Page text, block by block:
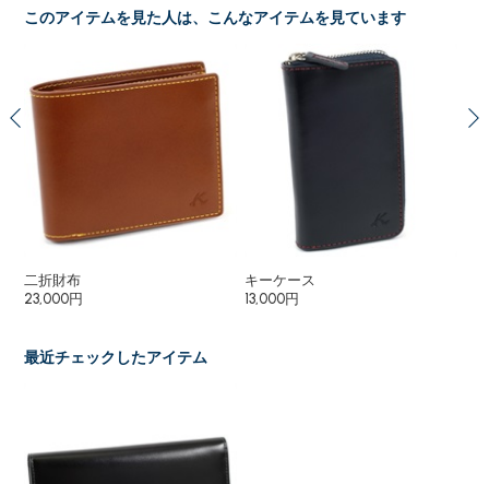
このアイテムを見た人は、こんなアイテムを見ています
二折財布
23,000円
キーケース
13,000円
最近チェックしたアイテム